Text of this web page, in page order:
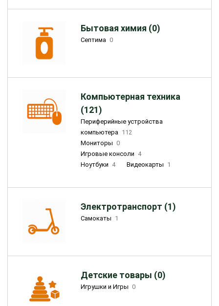
Бытовая химия (0)
Септима 0
Компьютерная техника
(121)
Периферийные устройства
компьютера 112
Мониторы 0
Игровые консоли 4
Ноутбуки 4 Видеокарты 1
Электротранспорт (1)
Самокаты 1
Детские товары (0)
Игрушки и Игры 0